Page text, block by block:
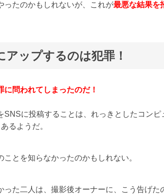
ったのかもしれないが、これが最悪な結果を
ップするのは犯罪！
に問われてしまったのだ！
SNSに投稿することは、れっきとしたコン
るようだ。
とを知らなかったのかもしれない。
た二人は、撮影後オーナーに、こう告げた